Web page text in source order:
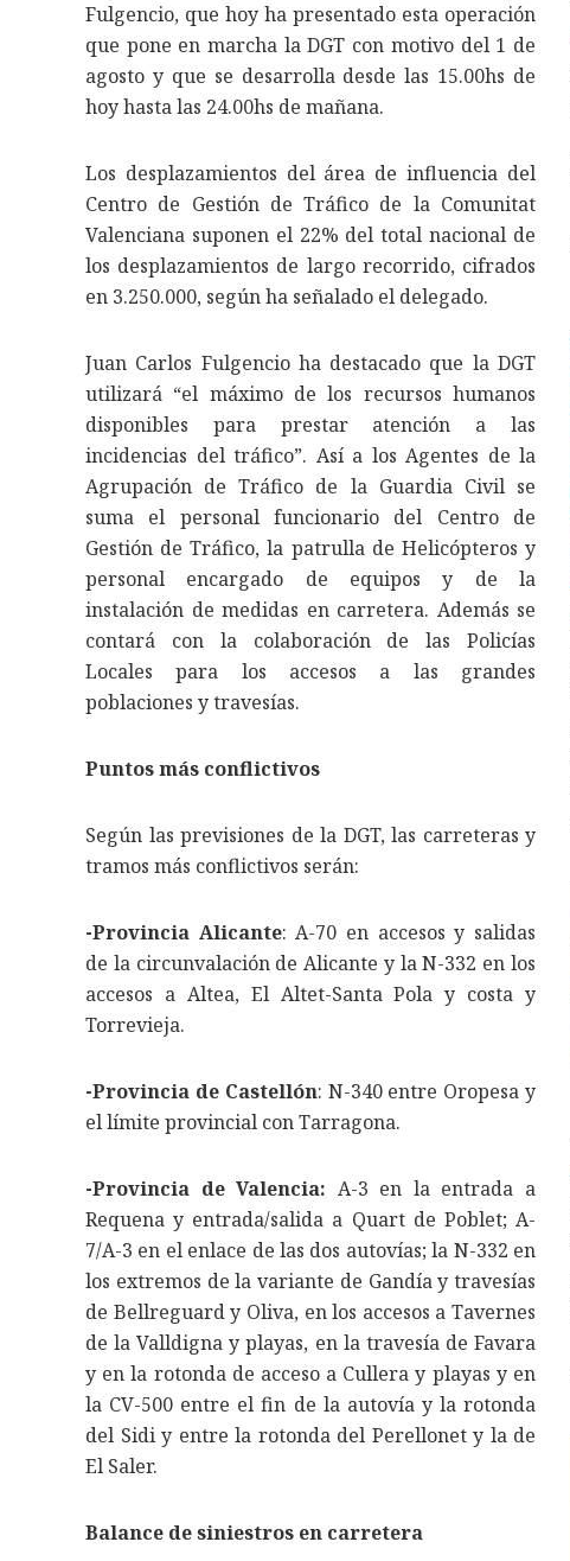
Fulgencio, que hoy ha presentado esta operación
que pone en marcha la DGT con motivo del 1 de
agosto y que se desarrolla desde las 15.00hs de
hoy hasta las 24.00hs de mañana.
Los desplazamientos del área de influencia del
Centro de Gestión de Tráfico de la Comunitat
Valenciana suponen el 22% del total nacional de
los desplazamientos de largo recorrido, cifrados
en 3.250.000, según ha señalado el delegado.
Juan Carlos Fulgencio ha destacado que la DGT
utilizará “el máximo de los recursos humanos
disponibles para prestar atención a las
incidencias del tráfico”. Así a los Agentes de la
Agrupación de Tráfico de la Guardia Civil se
suma el personal funcionario del Centro de
Gestión de Tráfico, la patrulla de Helicópteros y
personal encargado de equipos y de la
instalación de medidas en carretera. Además se
contará con la colaboración de las Policías
Locales para los accesos a las grandes
poblaciones y travesías.
Puntos más conflictivos
Según las previsiones de la DGT, las carreteras y
tramos más conflictivos serán:
-Provincia Alicante: A-70 en accesos y salidas
de la circunvalación de Alicante y la N-332 en los
accesos a Altea, El Altet-Santa Pola y costa y
Torrevieja.
-Provincia de Castellón: N-340 entre Oropesa y
el límite provincial con Tarragona.
-Provincia de Valencia: A-3 en la entrada a
Requena y entrada/salida a Quart de Poblet; A-
7/A-3 en el enlace de las dos autovías; la N-332 en
los extremos de la variante de Gandía y travesías
de Bellreguard y Oliva, en los accesos a Tavernes
de la Valldigna y playas, en la travesía de Favara
y en la rotonda de acceso a Cullera y playas y en
la CV-500 entre el fin de la autovía y la rotonda
del Sidi y entre la rotonda del Perellonet y la de
El Saler.
Balance de siniestros en carretera